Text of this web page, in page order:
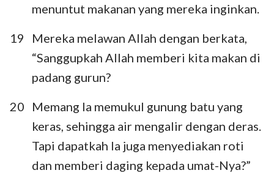
menuntut makanan yang mereka inginkan.
19
Mereka melawan Allah dengan berkata,
“Sanggupkah Allah memberi kita makan di
padang gurun?
20
Memang Ia memukul gunung batu yang
keras, sehingga air mengalir dengan deras.
Tapi dapatkah Ia juga menyediakan roti
dan memberi daging kepada umat-Nya?”